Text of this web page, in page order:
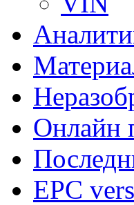
Онлайн
EPC